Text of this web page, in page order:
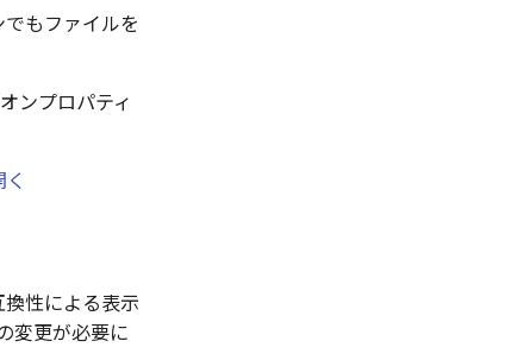
もファイルを
ンプロパティ
性による表示
変更が必要に